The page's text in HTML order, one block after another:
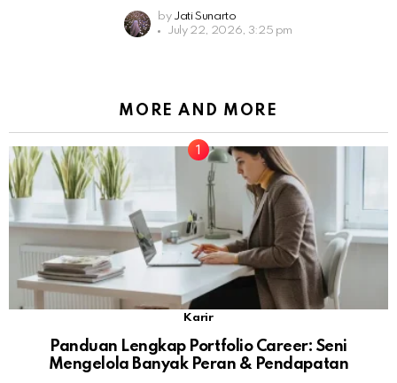
by Jati Sunarto
July 22, 2026, 3:25 pm
MORE AND MORE
Karir
Panduan Lengkap Portfolio Career: Seni
Mengelola Banyak Peran & Pendapatan